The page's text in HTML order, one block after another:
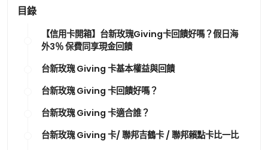
目錄
【信用卡開箱】台新玫瑰Giving卡回饋好嗎？假日海
外3％ 保費同享現金回饋
台新玫瑰 Giving 卡基本權益與回饋
台新玫瑰 Giving 卡回饋好嗎？
台新玫瑰 Giving 卡適合誰？
台新玫瑰 Giving 卡/ 聯邦吉鶴卡 / 聯邦賴點卡比一比